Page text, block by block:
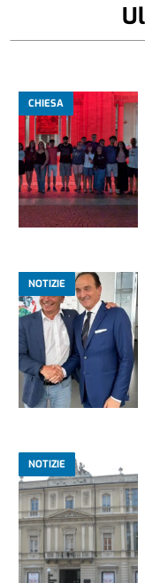
CHIESA
NOTIZIE
NOTIZIE